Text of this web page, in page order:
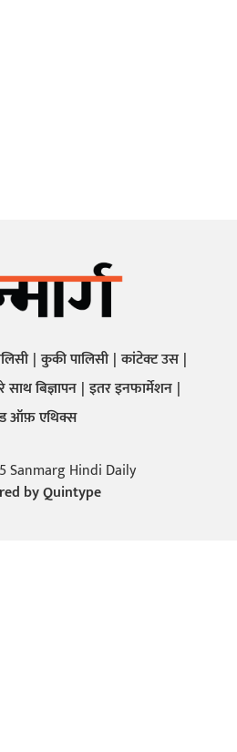
कुकी पालिसी कांटेक्ट उस
साथ बिज्ञापन इतर इनफार्मेशन
ऑफ़ एथिक्स
Sanmarg Hindi Daily
byQuintype